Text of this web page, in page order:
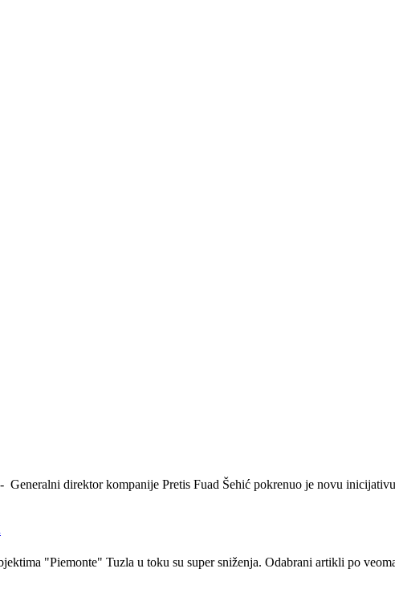
direktor kompanije Pretis Fuad Šehić pokrenuo je novu
"Piemonte" Tuzla u toku su super sniženja. Odabrani artikli po